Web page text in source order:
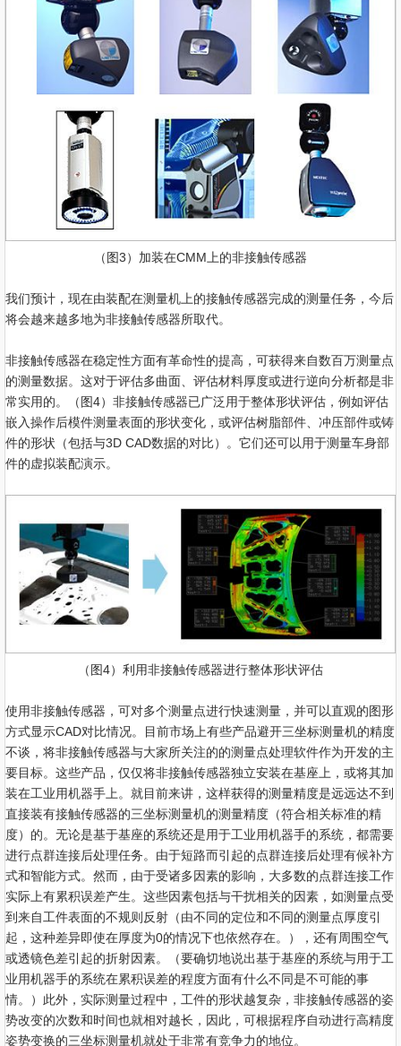
（图3）加装在CMM上的非接触传感器
我们预计，现在由装配在测量机上的接触传感器完成的测量任务，今后
将会越来越多地为非接触传感器所取代。
非接触传感器在稳定性方面有革命性的提高，可获得来自数百万测量点
的测量数据。这对于评估多曲面、评估材料厚度或进行逆向分析都是非
常实用的。（图4）非接触传感器已广泛用于整体形状评估，例如评估
嵌入操作后模件测量表面的形状变化，或评估树脂部件、冲压部件或铸
件的形状（包括与3D CAD数据的对比）。它们还可以用于测量车身部
件的虚拟装配演示。
（图4）利用非接触传感器进行整体形状评估
使用非接触传感器，可对多个测量点进行快速测量，并可以直观的图形
方式显示CAD对比情况。目前市场上有些产品避开三坐标测量机的精度
不谈，将非接触传感器与大家所关注的的测量点处理软件作为开发的主
要目标。这些产品，仅仅将非接触传感器独立安装在基座上，或将其加
装在工业用机器手上。就目前来讲，这样获得的测量精度是远远达不到
直接装有接触传感器的三坐标测量机的测量精度（符合相关标准的精
度）的。无论是基于基座的系统还是用于工业用机器手的系统，都需要
进行点群连接后处理任务。由于短路而引起的点群连接后处理有候补方
式和智能方式。然而，由于受诸多因素的影响，大多数的点群连接工作
实际上有累积误差产生。这些因素包括与干扰相关的因素，如测量点受
到来自工件表面的不规则反射（由不同的定位和不同的测量点厚度引
起，这种差异即使在厚度为0的情况下也依然存在。），还有周围空气
或透镜色差引起的折射因素。（要确切地说出基于基座的系统与用于工
业用机器手的系统在累积误差的程度方面有什么不同是不可能的事
情。）此外，实际测量过程中，工件的形状越复杂，非接触传感器的姿
势改变的次数和时间也就相对越长，因此，可根据程序自动进行高精度
姿势变换的三坐标测量机就处于非常有竞争力的地位。